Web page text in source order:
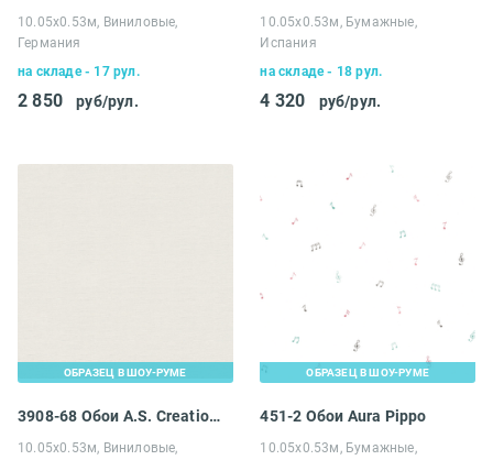
10.05х0.53м, Виниловые,
Германия
на складе - 17 рул.
2 850 руб/рул.
10.05х0.53м, Бумажные,
Испания
на складе - 18 рул.
4 320 руб/рул.
ОБРАЗЕЦ В ШОУ-РУМЕ
3908-68 Обои A.S. Creation Maison Charme
10.05х0.53м, Виниловые,
ОБРАЗЕЦ В ШОУ-РУМЕ
451-2 Обои Aura Pippo
10.05х0.53м, Бумажные,